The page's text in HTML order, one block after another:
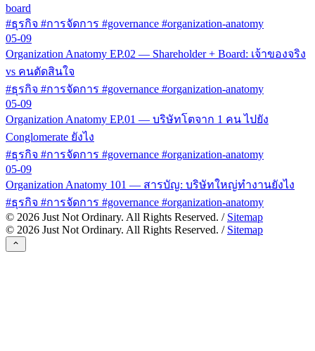
board
#ธุรกิจ #การจัดการ #governance #organization-anatomy
05-09
Organization Anatomy EP.02 — Shareholder + Board: เจ้าของจริง
vs คนตัดสินใจ
#ธุรกิจ #การจัดการ #governance #organization-anatomy
05-09
Organization Anatomy EP.01 — บริษัทโตจาก 1 คน ไปยัง
Conglomerate ยังไง
#ธุรกิจ #การจัดการ #governance #organization-anatomy
05-09
Organization Anatomy 101 — สารบัญ: บริษัทใหญ่ทำงานยังไง
#ธุรกิจ #การจัดการ #governance #organization-anatomy
© 2026 Just Not Ordinary. All Rights Reserved. / Sitemap
© 2026 Just Not Ordinary. All Rights Reserved. / Sitemap